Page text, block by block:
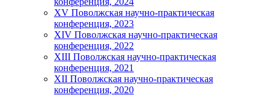
ХV Поволжская научно-практическая
конференция, 2023
ХIV Поволжская научно-практическая
конференция, 2022
ХIII Поволжская научно-практическая
конференция, 2021
ХII Поволжская научно-практическая
конференция, 2020